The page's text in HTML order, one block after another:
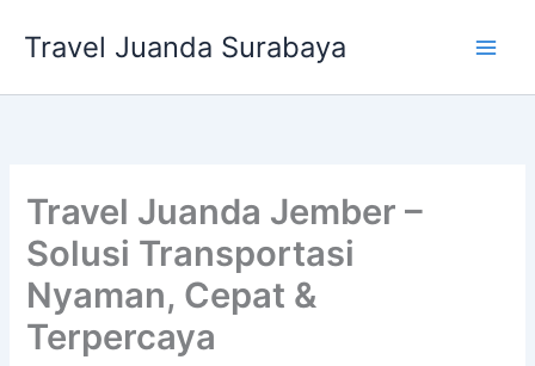
Travel Juanda Surabaya
Travel Juanda Jember –
Solusi Transportasi
Nyaman, Cepat &
Terpercaya